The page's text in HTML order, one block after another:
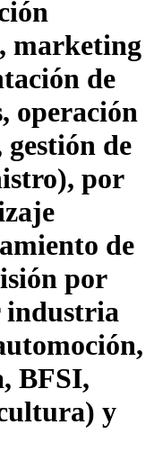
marketing
de
operación
gestión de
por
de
por
industria
BFSI,
y